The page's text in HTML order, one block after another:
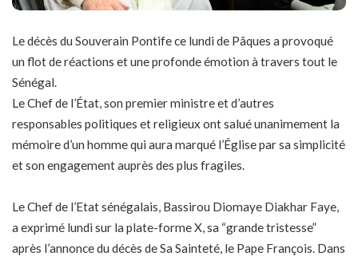
Le décès du Souverain Pontife ce lundi de Pâques a provoqué
un flot de réactions et une profonde émotion à travers tout le
Sénégal.
Le Chef de l’État, son premier ministre et d’autres
responsables politiques et religieux ont salué unanimement la
mémoire d’un homme qui aura marqué l’Église par sa simplicité
et son engagement auprès des plus fragiles.
Le Chef de l’Etat sénégalais, Bassirou Diomaye Diakhar Faye,
a exprimé lundi sur la plate-forme X, sa “grande tristesse”
après l’annonce du décès de Sa Sainteté, le Pape François. Dans